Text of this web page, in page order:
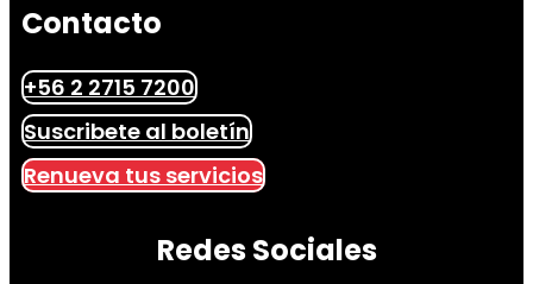
Contacto
+56 2 2715 7200
Suscribete al boletín
Renueva tus servicios
Redes Sociales